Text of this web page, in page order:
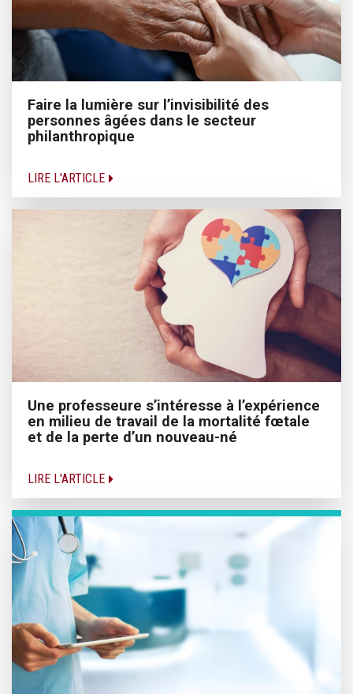
Faire la lumière sur l’invisibilité des
personnes âgées dans le secteur
philanthropique
LIRE L'ARTICLE
Une professeure s’intéresse à l’expérience
en milieu de travail de la mortalité fœtale
et de la perte d’un nouveau-né
LIRE L'ARTICLE